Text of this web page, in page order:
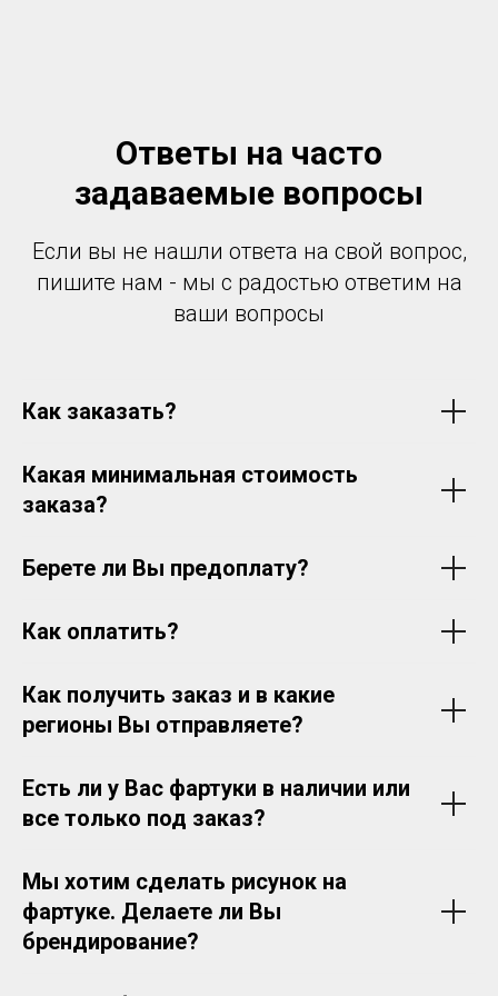
Ответы на часто
задаваемые вопросы
Если вы не нашли ответа на свой вопрос,
пишите нам - мы с радостью ответим на
ваши вопросы
Как заказать?
Какая минимальная стоимость
заказа?
Берете ли Вы предоплату?
Как оплатить?
Как получить заказ и в какие
регионы Вы отправляете?
Есть ли у Вас фартуки в наличии или
все только под заказ?
Мы хотим сделать рисунок на
фартуке. Делаете ли Вы
брендирование?